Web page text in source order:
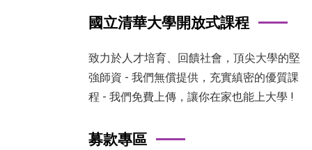
國立清華大學開放式課程
致力於人才培育、回饋社會，頂尖大學的堅
強師資 - 我們無償提供，充實縝密的優質課
程 - 我們免費上傳，讓你在家也能上大學 !
募款專區